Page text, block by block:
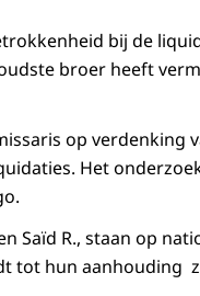
bij de
broer heeft
op verdenking
Het
Saïd R., staan op
tot hun aanhouding